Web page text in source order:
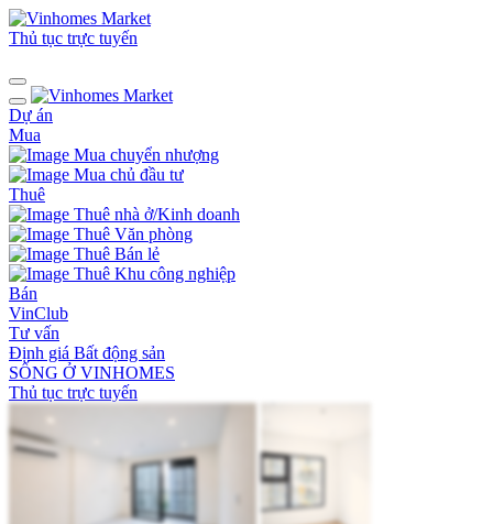
Thủ tục trực tuyến
Dự án
Mua
Mua chuyển nhượng
Mua chủ đầu tư
Thuê
Thuê nhà ở/Kinh doanh
Thuê Văn phòng
Thuê Bán lẻ
Thuê Khu công nghiệp
Bán
VinClub
Tư vấn
Định giá Bất động sản
SỐNG Ở VINHOMES
Thủ tục trực tuyến